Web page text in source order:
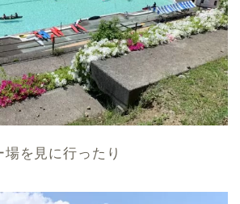
を見に行ったり